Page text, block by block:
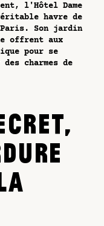
l'Hôtel Dame
havre de
Son jardin
offrent aux
pour se
charmes de